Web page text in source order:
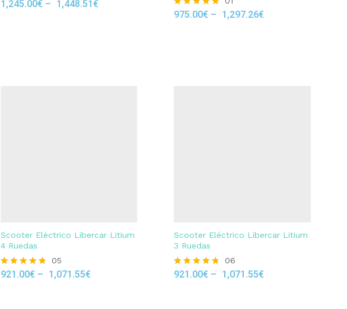
Rated
1,245.00€– 1,448.51€
Rated
975.00€ – 1,297.26€
Scooter Eléctrico Libercar Litium
4 Ruedas
Rated
05
921.00€– 1,071.55€
Scooter Eléctrico Libercar Litium
3 Ruedas
Rated
06
921.00€ – 1,071.55€